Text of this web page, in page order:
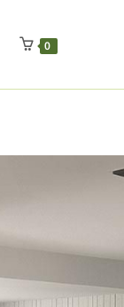
Drueckerpro
Luftkuhlen Zauberfan
0